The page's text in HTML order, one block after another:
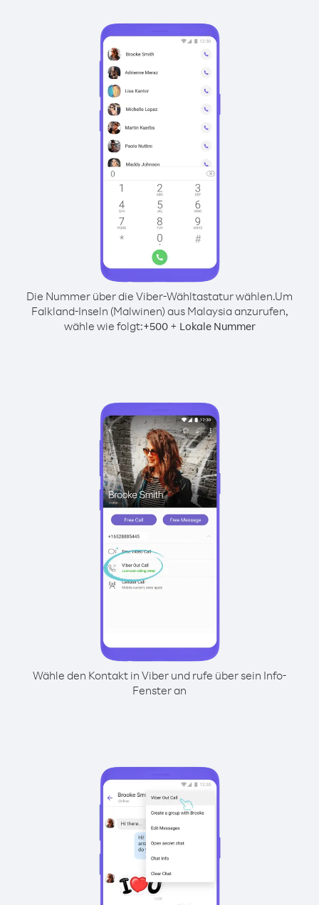
Die Nummer über die Viber-Wähltastatur wählen.Um
Falkland-Inseln (Malwinen) aus Malaysia anzurufen,
wähle wie folgt:+500+ Lokale Nummer
Wähle den Kontakt in Viber und rufe über sein Info-
Fenster an